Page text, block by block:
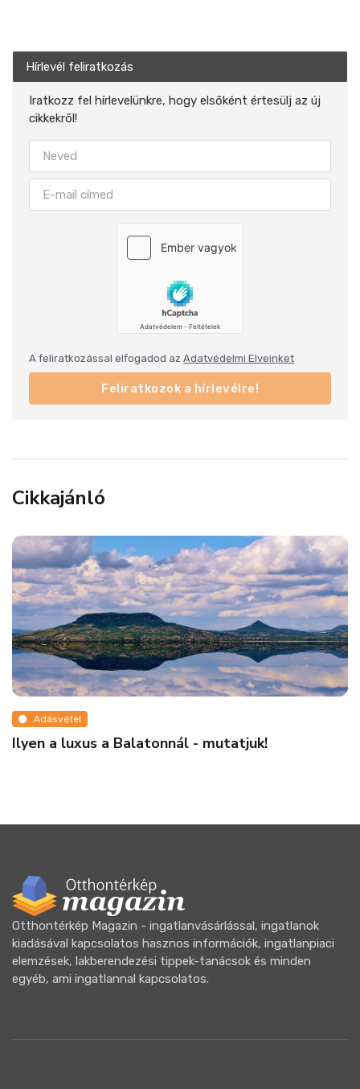
Hírlevél feliratkozás
Iratkozz fel hírlevelünkre, hogy elsőként értesülj az új
cikkekről!
A feliratkozással elfogadod az Adatvédelmi Elveinket
Feliratkozok a hírlevélre!
Cikkajánló
Adásvétel
Ilyen a luxus a Balatonnál - mutatjuk!
Otthontérkép Magazin - ingatlanvásárlással, ingatlanok
kiadásával kapcsolatos hasznos információk, ingatlanpiaci
elemzések, lakberendezési tippek-tanácsok és minden
egyéb, ami ingatlannal kapcsolatos.